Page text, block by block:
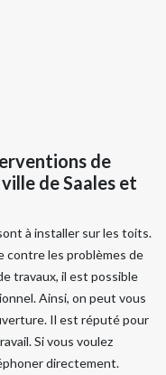
de
de Saales et
à installer sur les toits.
contre les problèmes de
travaux, il est possible
Ainsi, on peut vous
Il est réputé pour
Si vous voulez
directement.